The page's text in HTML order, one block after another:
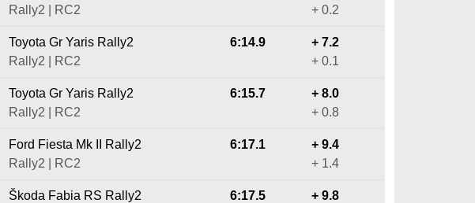
Rally2 | RC2
+ 0.2
Toyota Gr Yaris Rally2
Rally2 | RC2
6:14.9
+ 7.2
+ 0.1
Toyota Gr Yaris Rally2
Rally2 | RC2
6:15.7
+ 8.0
+ 0.8
Ford Fiesta Mk II Rally2
Rally2 | RC2
6:17.1
+ 9.4
+ 1.4
Škoda Fabia RS Rally2
6:17.5
+ 9.8